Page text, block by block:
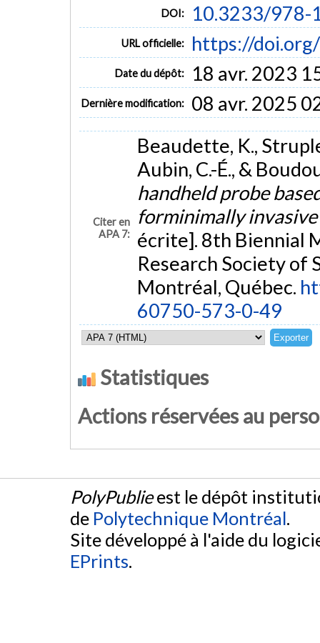
DOI: 10.3233/978-
URL officielle: https://
Date du dépôt: 18 avr. 2023
Dernière modification: 08 avr. 2025
Citer en
APA 7:
Beaudette, K.,
Aubin, C.-É., &
handheld probe
forminimally
écrite]. 8th Biennial
Research Society of
Montréal, Québec.
60750-573-0-49
Statistiques
Actions réservées au
PolyPublieest le dépôt
de Polytechnique Montréal.
Site développé à l'aide du
EPrints.